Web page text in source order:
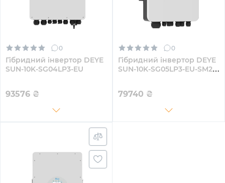
0
Гібридний інвертор DEYE
SUN-10K-SG04LP3-EU
93576 ₴
0
Гібридний інвертор DEYE
SUN-10K-SG05LP3-EU-SM2
79740 ₴